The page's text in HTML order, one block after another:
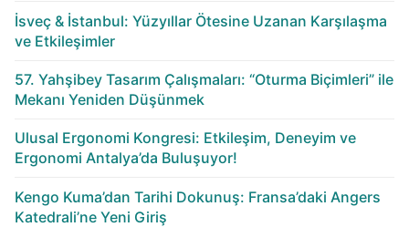
İsveç & İstanbul: Yüzyıllar Ötesine Uzanan Karşılaşma
ve Etkileşimler
57. Yahşibey Tasarım Çalışmaları: “Oturma Biçimleri” ile
Mekanı Yeniden Düşünmek
Ulusal Ergonomi Kongresi: Etkileşim, Deneyim ve
Ergonomi Antalya’da Buluşuyor!
Kengo Kuma’dan Tarihi Dokunuş: Fransa’daki Angers
Katedrali’ne Yeni Giriş